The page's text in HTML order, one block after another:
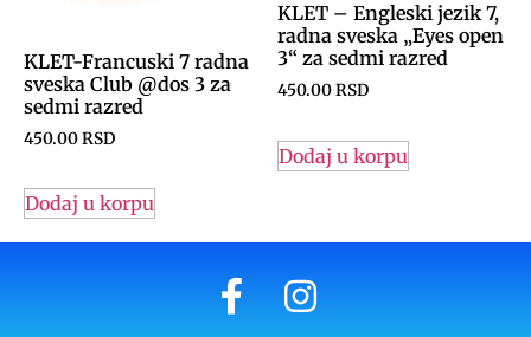
KLET-Francuski 7 radna
sveska Club @dos 3 za
sedmi razred
450.00RSD
Dodaj u korpu
KLET – Engleski jezik 7,
radna sveska „Eyes open
3“ za sedmi razred
450.00RSD
Dodaj u korpu